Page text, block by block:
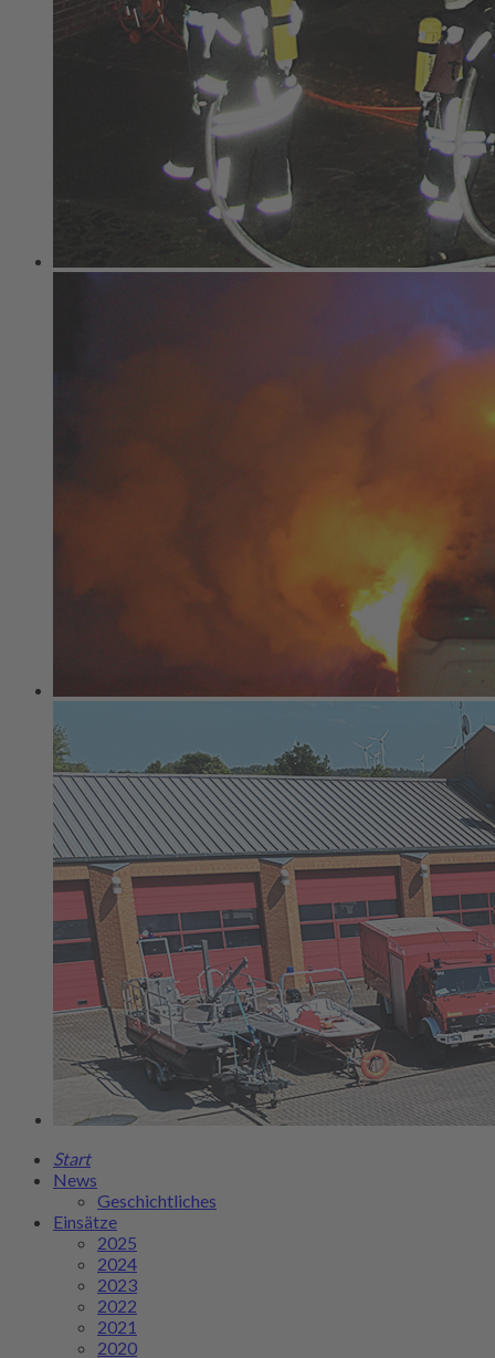
Start
News
Geschichtliches
Einsätze
2025
2024
2023
2022
2021
2020